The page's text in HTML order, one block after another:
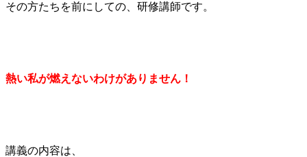
その方たちを前にしての、研修講師です。
熱い私が燃えないわけがありません！
講義の内容は、